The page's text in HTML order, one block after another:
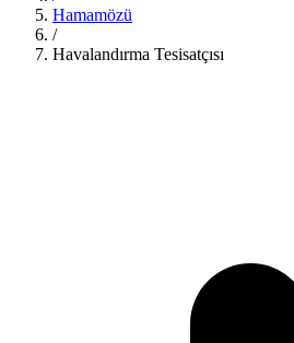
Hamamözü
/
Havalandırma Tesisatçısı